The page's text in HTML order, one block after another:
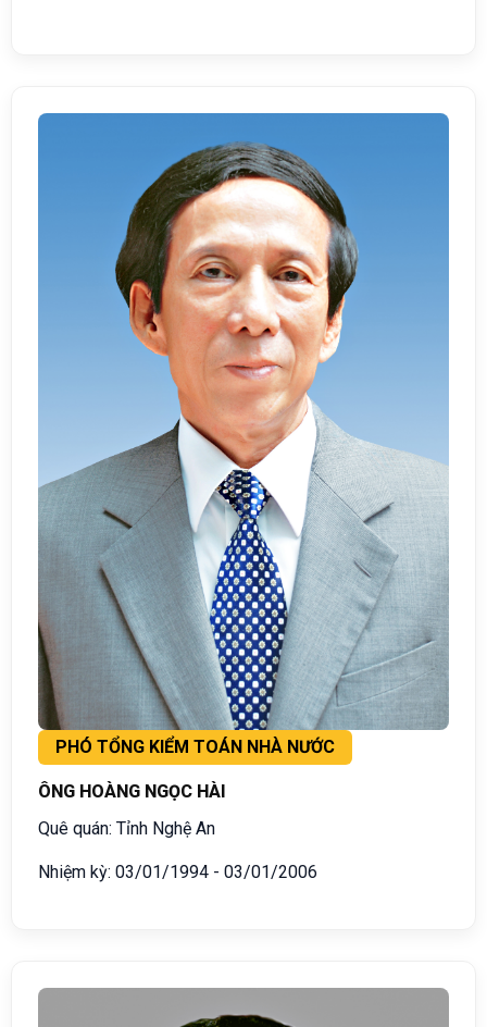
PHÓ TỔNG KIỂM TOÁN NHÀ NƯỚC
ÔNG HOÀNG NGỌC HÀI
Quê quán: Tỉnh Nghệ An
Nhiệm kỳ: 03/01/1994 - 03/01/2006